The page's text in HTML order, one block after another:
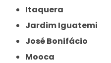
Itaquera
Jardim Iguatemi
José Bonifácio
Mooca